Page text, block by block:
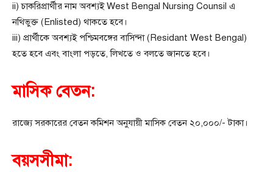
ii) চাকরিপ্রার্থীর নাম অবশ্যই West Bengal Nursing Counsil এ
নথিভুক্ত (Enlisted) থাকতে হবে।
iii) প্রার্থীকে অবশ্যই পশ্চিমবঙ্গের বাসিন্দা (Residant West Bengal)
হতে হবে এবং বাংলা পড়তে, লিখতে ও বলতে জানতে হবে।
মাসিক বেতন:
রাজ্যে সরকারের বেতন কমিশন অনুযায়ী মাসিক বেতন ২০,০০০/- টাকা।
বয়সসীমা: